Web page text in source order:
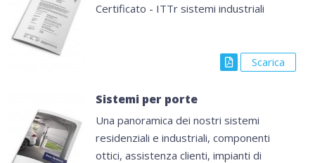
Certificato - ITTr sistemi industriali
Scarica
Sistemi per porte
Una panoramica dei nostri sistemi
residenziali e industriali, componenti
ottici, assistenza clienti, impianti di